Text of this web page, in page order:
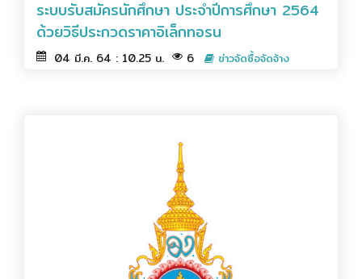
ระบบรับสมัครนักศึกษา ประจำปีการศึกษา 2564
ด้วยวิธีประกวดราคาอิเล็กทอรน
04 มี.ค. 64 : 10.25 น. 6 ข่าวจัดซื้อจัดจ้าง